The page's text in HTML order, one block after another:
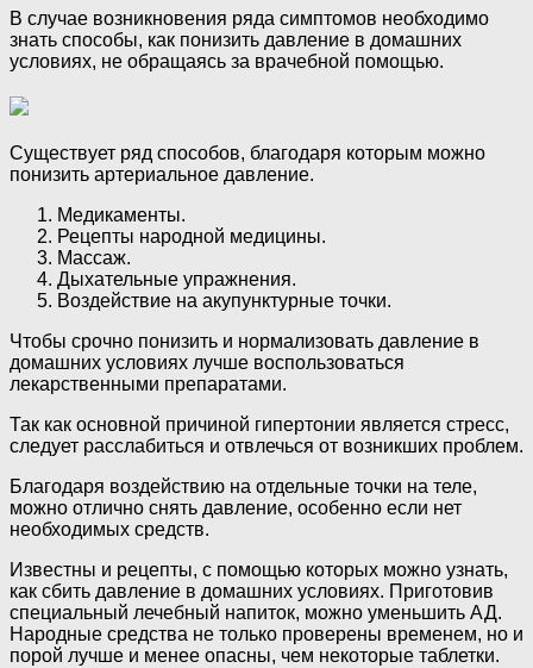
В случае возникновения ряда симптомов необходимо
знать способы, как понизить давление в домашних
условиях, не обращаясь за врачебной помощью.
Существует ряд способов, благодаря которым можно
понизить артериальное давление.
Медикаменты.
Рецепты народной медицины.
Массаж.
Дыхательные упражнения.
Воздействие на акупунктурные точки.
Чтобы срочно понизить и нормализовать давление в
домашних условиях лучше воспользоваться
лекарственными препаратами.
Так как основной причиной гипертонии является стресс,
следует расслабиться и отвлечься от возникших проблем.
Благодаря воздействию на отдельные точки на теле,
можно отлично снять давление, особенно если нет
необходимых средств.
Известны и рецепты, с помощью которых можно узнать,
как сбить давление в домашних условиях. Приготовив
специальный лечебный напиток, можно уменьшить АД.
Народные средства не только проверены временем, но и
порой лучше и менее опасны, чем некоторые таблетки.